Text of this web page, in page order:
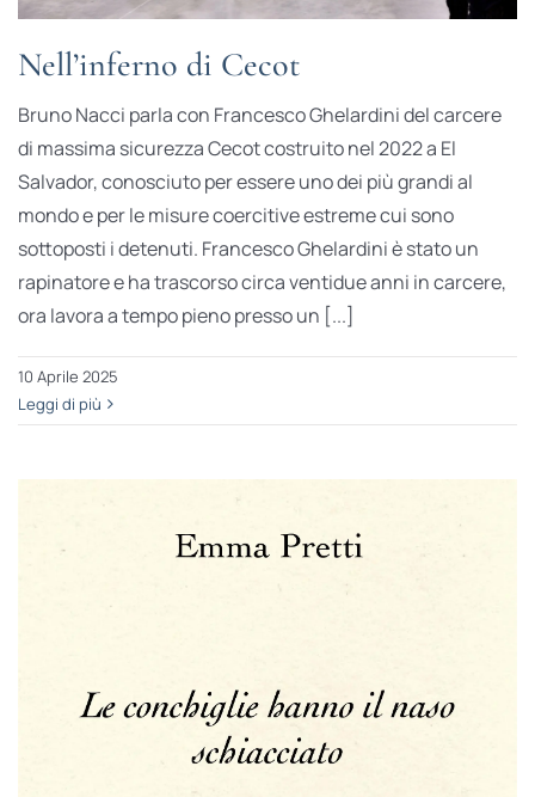
Nell’inferno di Cecot
Bruno Nacci parla con Francesco Ghelardini del carcere
di massima sicurezza Cecot costruito nel 2022 a El
Salvador, conosciuto per essere uno dei più grandi al
mondo e per le misure coercitive estreme cui sono
sottoposti i detenuti. Francesco Ghelardini è stato un
rapinatore e ha trascorso circa ventidue anni in carcere,
ora lavora a tempo pieno presso un [...]
10 Aprile 2025
Leggi di più